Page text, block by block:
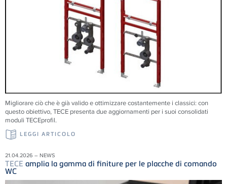
Migliorare ciò che è già valido e ottimizzare costantemente i classici: con
questo obiettivo, TECE presenta due aggiornamenti per i suoi consolidati
moduli TECEprofil.
LEGGI ARTICOLO
21.04.2026 – NEWS
TECE amplia la gamma di finiture per le placche di comando
WC